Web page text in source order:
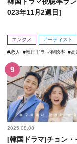
韓国ドラマ視聴率ラ
023年11月2週目]
エンタメ アーティスト
恋人 韓国ドラマ視聴率 高
2025.08.08
[韓国ドラマ]チョン・